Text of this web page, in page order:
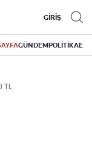
GİRİŞ
GÜNDEMPOLİTİKA
TL